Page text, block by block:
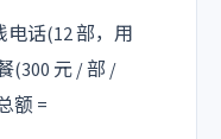
话(12 部，用
(300 元 / 部 /
额 =